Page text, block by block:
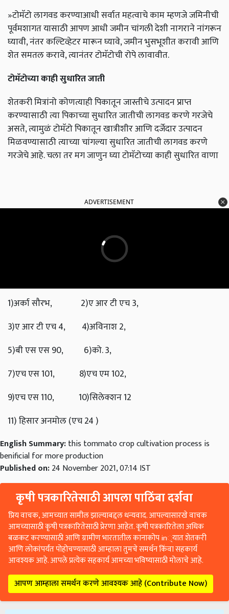
»टोमॅटो लागवड करण्याआधी सर्वात महत्वाचे काम म्हणजे जमिनीची
पूर्वमशागत यासाठी आपण आधी जमीन चांगली देशी नागराने नांगरून
घ्यावी, नंतर कल्टिव्हेटर मारून घ्यावे, जमीन भुसभूशीत करावी आणि
शेत समतल करावे, त्यानंतर टोमॅटोची रोपे लावावीत.
टोमॅटोच्याकाहीसुधारितजाती
शेतकरी मित्रांनो कोणत्याही पिकातून जास्तीचे उत्पादन प्राप्त
करण्यासाठी त्या पिकाच्या सुधारित जातीची लागवड करणे गरजेचे
असते, त्यामुळं टोमॅटो पिकातून खात्रीशीर आणि दर्जेदार उत्पादन
मिळवण्यासाठी त्याच्या चांगल्या सुधारित जातीची लागवड करणे
गरजेचे आहे. चला तर मग जाणुन घ्या टोमॅटोच्या काही सुधारित वाणा
ADVERTISEMENT
1)अर्का सौरभ, 2)ए आर टी एच 3,
3)ए आर टी एच 4, 4)अविनाश 2,
5)बी एस एस 90, 6)को. 3,
7)एच एस 101, 8)एच एम 102,
9)एच एस 110, 10)सिलेक्शन 12
11) हिसार अनमोल (एच 24 )
English Summary:this tommato crop cultivation process is
benificial for more production
Published on:24 November 2021, 07:14 IST
कृषी पत्रकारितेसाठी आपला पाठिंबा दर्शवा
प्रिय वाचक, आमच्यात सामील झाल्याबद्दल धन्यवाद. आपल्यासारखे वाचक
आमच्यासाठी कृषी पत्रकारितेसाठी प्रेरणा आहेत. कृषी पत्रकारितेला अधिक
बळकट करण्यासाठी आणि ग्रामीण भारतातील कानाकोप in्यात शेतकरी
आणि लोकांपर्यंत पोहोचण्यासाठी आम्हाला तुमचे समर्थन किंवा सहकार्य
आवश्यक आहे. आपले प्रत्येक सहकार्य आमच्या भविष्यासाठी मोलाचे आहे.
आपण आम्हाला समर्थन करणे आवश्यक आहे (Contribute Now)